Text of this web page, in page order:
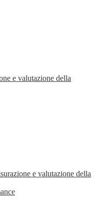
e valutazione della
e valutazione della